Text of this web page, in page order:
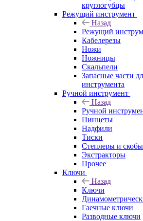
круглогубцы
Режущий инструмент
Назад
Режущий
Кабелерезы
Ножи
Ножницы
Скальпели
Запасные части
инструмента
Ручной инструмент
Назад
Ручной
Пинцеты
Надфили
Тиски
Степлеры и скобы
Экстракторы
Прочее
Ключи
Назад
Ключи
Гаечные ключи
Разводные ключи